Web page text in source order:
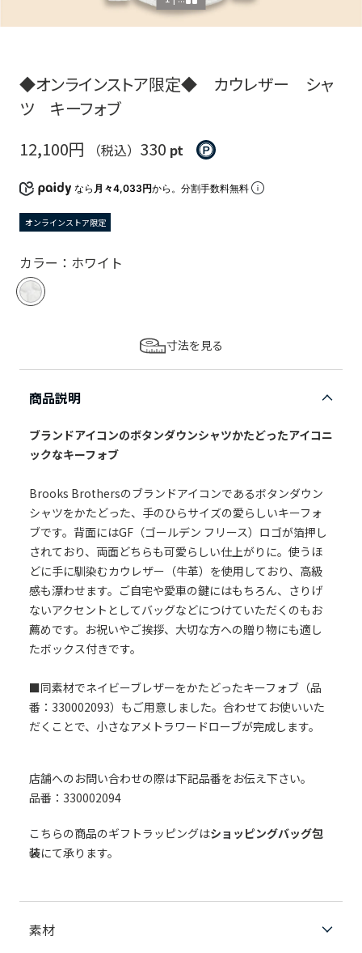
◆オンラインストア限定◆ カウレザー シャ
ツ キーフォブ
12,100円
（税込） 330 pt
なら 月々4,033円から。分割手数料無料
オンラインストア限定
カラー：ホワイト
寸法を見る
商品説明
ブランドアイコンのボタンダウンシャツかたどったアイコニ
ックなキーフォブ
Brooks Brothersのブランドアイコンであるボタンダウン
シャツをかたどった、手のひらサイズの愛らしいキーフォ
ブです。背面にはGF（ゴールデン フリース）ロゴが箔押し
されており、両面どちらも可愛らしい仕上がりに。使うほ
どに手に馴染むカウレザー（牛革）を使用しており、高級
感も漂わせます。ご自宅や愛車の鍵にはもちろん、さりげ
ないアクセントとしてバッグなどにつけていただくのもお
薦めです。お祝いやご挨拶、大切な方への贈り物にも適し
たボックス付きです。
■同素材でネイビーブレザーをかたどったキーフォブ（品
番：330002093）もご用意しました。合わせてお使いいた
だくことで、小さなアメトラワードローブが完成します。
店舗へのお問い合わせの際は下記品番をお伝え下さい。
品番：330002094
こちらの商品のギフトラッピングはショッピングバッグ包
装にて承ります。
素材